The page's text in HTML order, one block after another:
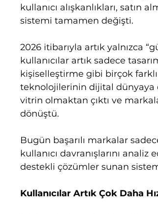
kullanıcı alışkanlıkları, satın
sistemi tamamen değişti.
2026 itibarıyla artık yalnızca
kullanıcılar artık sadece
kişiselleştirme gibi birçok
teknolojilerinin dijital dünyaya
vitrin olmaktan çıktı ve
dönüştü.
Bugün başarılı markalar
kullanıcı davranışlarını
destekli çözümler sunan
Kullanıcılar Artık Çok Daha